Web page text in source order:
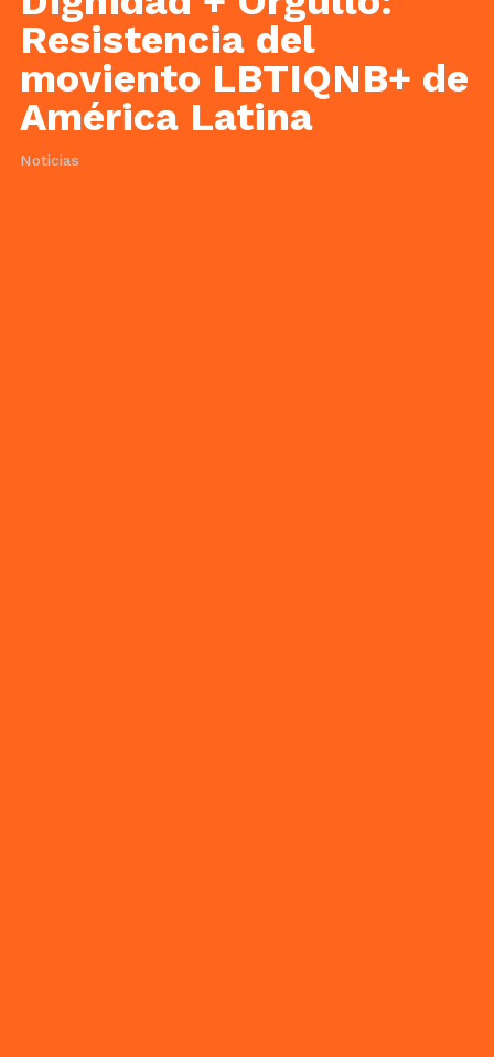
Resistencia del
moviento LBTIQNB+ de
América Latina
Noticias